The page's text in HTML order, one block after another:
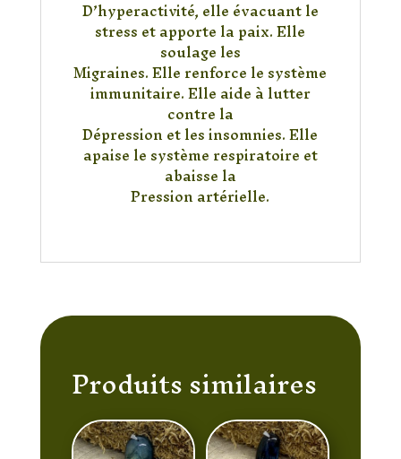
D’hyperactivité, elle évacuant le
stress et apporte la paix. Elle
soulage les
Migraines. Elle renforce le système
immunitaire. Elle aide à lutter
contre la
Dépression et les insomnies. Elle
apaise le système respiratoire et
abaisse la
Pression artérielle.
Produits similaires